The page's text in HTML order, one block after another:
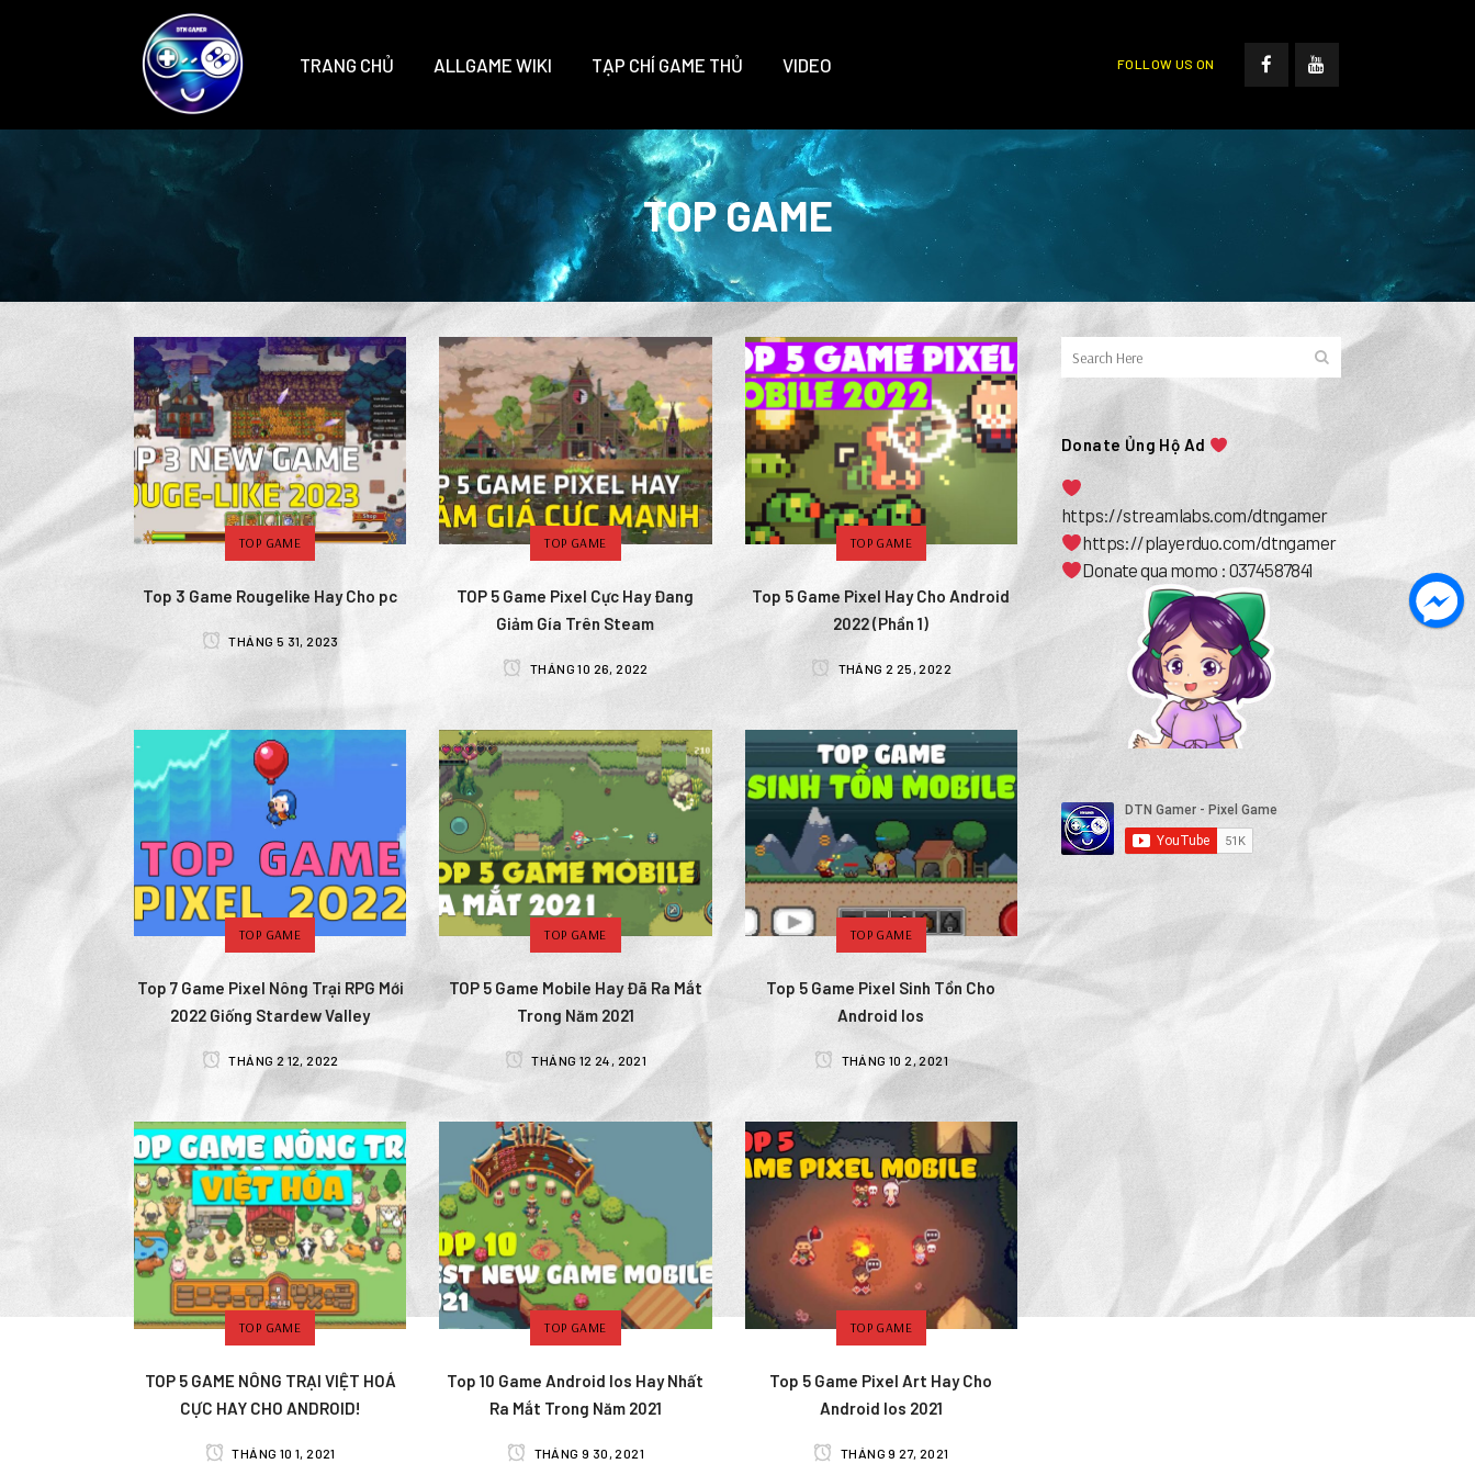
FOLLOW US ON
TRANG CHỦ ALLGAME WIKI TẠP CHÍ GAME THỦ VIDEO
TOP GAME
TOP GAME
Top 3 Game Rougelike Hay Cho pc
THÁNG 5 31, 2023
TOP GAME
TOP 5 Game Pixel Cực Hay Đang
Giảm Gía Trên Steam
THÁNG 10 26, 2022
TOP GAME
Top 5 Game Pixel Hay Cho Android
2022 (Phần 1)
THÁNG 2 25, 2022
TOP GAME
Top 7 Game Pixel Nông Trại RPG Mới
2022 Giống Stardew Valley
THÁNG 2 12, 2022
TOP GAME
TOP 5 Game Mobile Hay Đã Ra Mắt
Trong Năm 2021
THÁNG 12 24, 2021
TOP GAME
Top 5 Game Pixel Sinh Tồn Cho
Android Ios
THÁNG 10 2, 2021
TOP GAME
TOP 5 GAME NÔNG TRẠI VIỆT HOÁ
CỰC HAY CHO ANDROID!
THÁNG 10 1, 2021
TOP GAME
Top 10 Game Android Ios Hay Nhất
Ra Mắt Trong Năm 2021
THÁNG 9 30, 2021
TOP GAME
Top 5 Game Pixel Art Hay Cho
Android Ios 2021
THÁNG 9 27, 2021
Donate Ủng Hộ Ad
https://streamlabs.com/dtngamer
https://playerduo.com/dtngamer
Donate qua momo : 0374587841